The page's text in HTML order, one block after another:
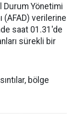
Durum Yönetimi
(AFAD) verilerine
saat 01.31'de
sürekli bir
bölge